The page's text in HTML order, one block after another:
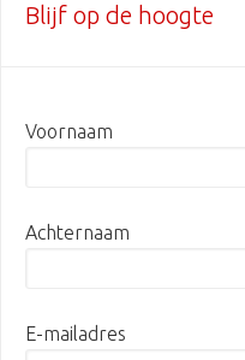
Blijf op de hoogte
Voornaam
Achternaam
E-mailadres